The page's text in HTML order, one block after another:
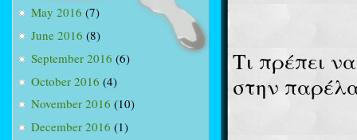
May 2016 (7)
June 2016 (8)
September 2016 (6)
October 2016 (4)
November 2016 (10)
December 2016 (1)
Τι πρέπει
στην